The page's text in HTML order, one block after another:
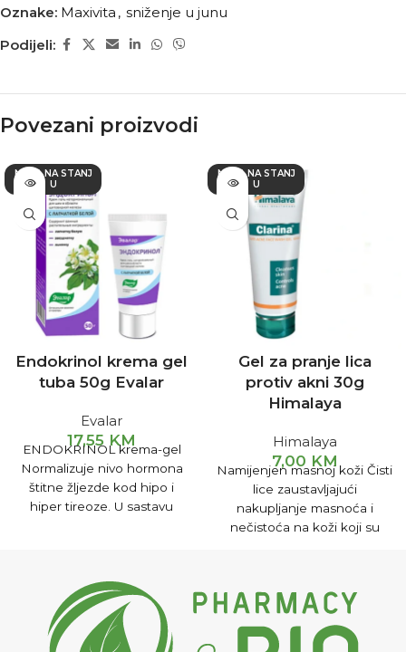
Oznake: Maxivita , sniženje u junu
Podijeli:
Povezani proizvodi
NEMA NA STANJ
U
Endokrinol krema gel
tuba 50g Evalar
Evalar
17,55 KM
ENDOKRINOL krema-gel
Normalizuje nivo hormona
štitne žljezde kod hipo i
hiper tireoze. U sastavu
nezamjenljivih komponenti
za uspostavljanje normalnog
rada receptora štitne
žljezde.
NEMA NA STANJ
U
Gel za pranje lica
protiv akni 30g
Himalaya
Himalaya
7,00 KM
Namijenjen masnoj koži Čisti
lice zaustavljajući
nakupljanje masnoća i
nečistoća na koži koji su
Clarina gel za pranje lica
protiv akni formulisan je od
posebno odabranih biljaka